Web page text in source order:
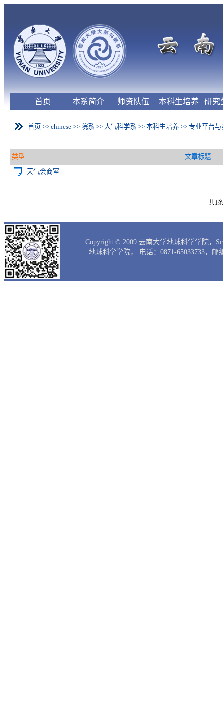
首页 本系简介 师资队伍 本科生培养 研究
首页 >> chinese >> 院系 >> 大气科学系 >> 本科生培养 >> 专业平台与
类型
文章标题
天气会商室
共1
Copyright © 2009 云南大学地球科学学院，
地球科学学院， 电话：0871-65033733，邮